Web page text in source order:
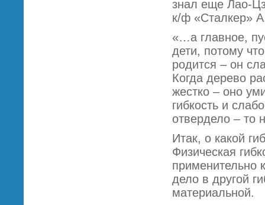
знал еще Лао-
к/ф «Сталкер»
«…а главное,
дети, потому
родится – он
Когда дерево
жестко – оно
гибкость и
отвердело – то
Итак, о какой
Физическая
применительно
дело в другой
материальной.